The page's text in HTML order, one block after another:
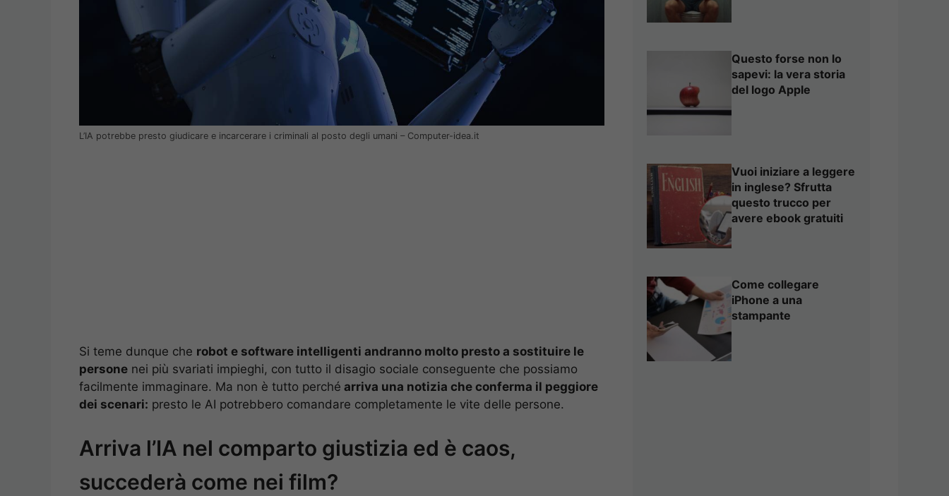
L’IA potrebbe presto giudicare e incarcerare i criminali al posto degli umani – Computer-idea.it
Si teme dunque che robot e software intelligenti andranno molto presto a sostituire le
persone nei più svariati impieghi, con tutto il disagio sociale conseguente che possiamo
facilmente immaginare. Ma non è tutto perché arriva una notizia che conferma il peggiore
dei scenari: presto le AI potrebbero comandare completamente le vite delle persone.
Arriva l’IA nel comparto giustizia ed è caos,
succederà come nei film?
Questo forse non lo
sapevi: la vera storia
del logo Apple
Vuoi iniziare a leggere
in inglese? Sfrutta
questo trucco per
avere ebook gratuiti
Come collegare
iPhone a una
stampante